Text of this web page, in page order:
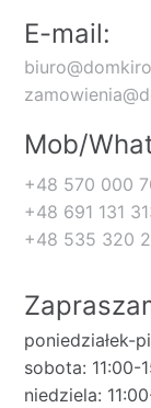
E-mail:
Mob/
+48 570 000
+48 691 131
+48 535 320
poniedziałek-
sobota: 11:00-
niedziela: